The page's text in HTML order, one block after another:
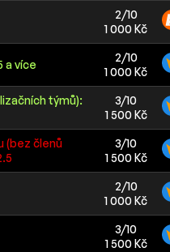
2/10
1 000 Kč
a více
2/10
1 000 Kč
týmů):
3/10
1 500 Kč
(bez členů
3/10
1 500 Kč
2/10
1 000 Kč
3/10
1 500 Kč